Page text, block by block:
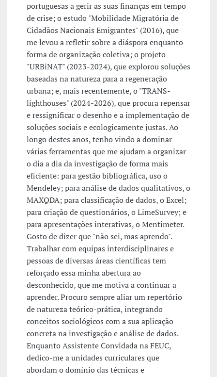
portuguesas a gerir as suas finanças em tempo
de crise; o estudo "Mobilidade Migratória de
Cidadãos Nacionais Emigrantes" (2016), que
me levou a refletir sobre a diáspora enquanto
forma de organização coletiva; o projeto
"URBiNAT" (2023-2024), que explorou soluções
baseadas na natureza para a regeneração
urbana; e, mais recentemente, o "TRANS-
lighthouses" (2024-2026), que procura repensar
e ressignificar o desenho e a implementação de
soluções sociais e ecologicamente justas. Ao
longo destes anos, tenho vindo a dominar
várias ferramentas que me ajudam a organizar
o dia a dia da investigação de forma mais
eficiente: para gestão bibliográfica, uso o
Mendeley; para análise de dados qualitativos, o
MAXQDA; para classificação de dados, o Excel;
para criação de questionários, o LimeSurvey; e
para apresentações interativas, o Mentimeter.
Gosto de dizer que "não sei, mas aprendo".
Trabalhar com equipas interdisciplinares e
pessoas de diversas áreas científicas tem
reforçado essa minha abertura ao
desconhecido, que me motiva a continuar a
aprender. Procuro sempre aliar um repertório
de natureza teórico-prática, integrando
conceitos sociológicos com a sua aplicação
concreta na investigação e análise de dados.
Enquanto Assistente Convidada na FEUC,
dedico-me a unidades curriculares que
abordam o domínio das técnicas e